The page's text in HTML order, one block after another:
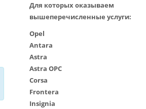
Для которых оказываем
вышеперечисленные услуги:
Opel
Antara
Astra
Astra OPC
Corsa
Frontera
Insignia